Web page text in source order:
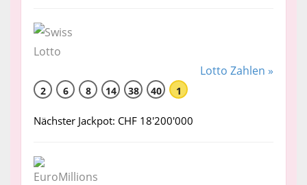
Lotto Zahlen »
2 6 8 14 38 40 1
Nächster Jackpot: CHF 18'200'000